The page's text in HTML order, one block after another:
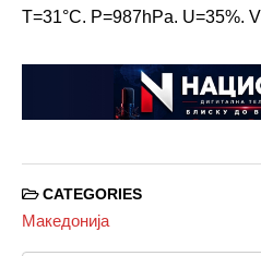
T=31°C. P=987hPa. U=35%.
CATEGORIES
Македонија